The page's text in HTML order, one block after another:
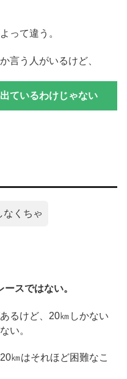
って違う。
言う人がいるけど、
ているわけじゃない
なくちゃ
スではない。
るけど、20㎞しかない
い。
㎞はそれほど困難なこ